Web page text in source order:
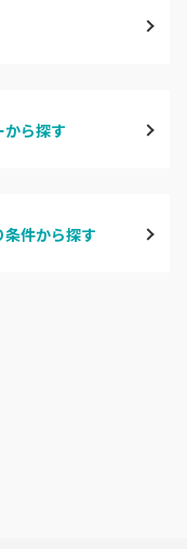
ら探す
件から探す